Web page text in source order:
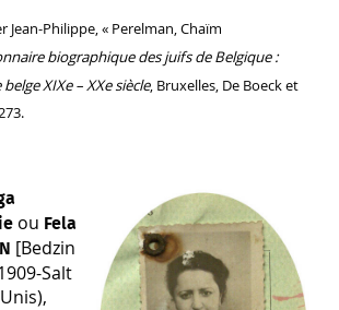
Jean-Philippe, « Perelman, Chaïm
biographique des juifs de Belgique :
XIXe – XXe siècle, Bruxelles, De Boeck et
ou Fela
[Bedzin
Salt